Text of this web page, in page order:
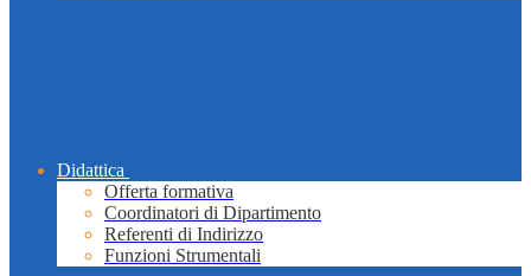
Didattica
Offerta formativa
Coordinatori di Dipartimento
Referenti di Indirizzo
Funzioni Strumentali